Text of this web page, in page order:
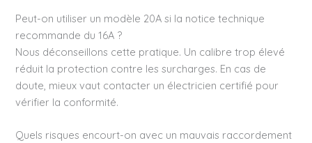
Peut-on utiliser un modèle 20A si la notice technique
recommande du 16A ?
Nous déconseillons cette pratique. Un calibre trop élevé
réduit la protection contre les surcharges. En cas de
doute, mieux vaut contacter un électricien certifié pour
vérifier la conformité.
Quels risques encourt-on avec un mauvais raccordement